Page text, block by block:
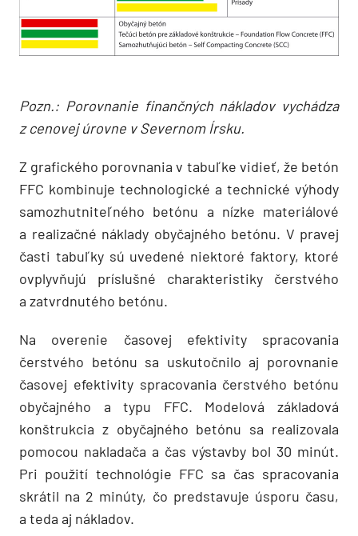
Pozn.: Porovnanie finančných nákladov vychádza
z cenovej úrovne v Severnom Írsku.
Z grafického porovnania v tabuľke vidieť, že betón
FFC kombinuje technologické a technické výhody
samozhutniteľného betónu a nízke materiálové
a realizačné náklady obyčajného betónu. V pravej
časti tabuľky sú uvedené niektoré faktory, ktoré
ovplyvňujú príslušné charakteristiky čerstvého
a zatvrdnutého betónu.
Na overenie časovej efektivity spracovania
čerstvého betónu sa uskutočnilo aj porovnanie
časovej efektivity spracovania čerstvého betónu
obyčajného a typu FFC. Modelová základová
konštrukcia z obyčajného betónu sa realizovala
pomocou nakladača a čas výstavby bol 30 minút.
Pri použití technológie FFC sa čas spracovania
skrátil na 2 minúty, čo predstavuje úsporu času,
a teda aj nákladov.